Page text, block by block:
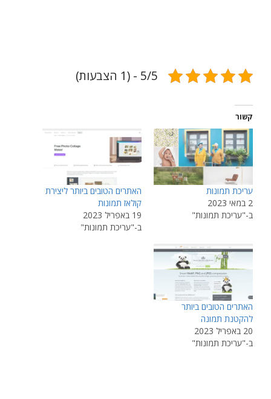
5/5 - (1 הצבעות)
קשור
עריכת תמונות
2 במאי 2023
ב-"עריכת תמונות"
האתרים הטובים ביותר ליצירת
קולאז תמונות
19 באפריל 2023
ב-"עריכת תמונות"
האתרים הטובים ביותר
להקטנת תמונה
20 באפריל 2023
ב-"עריכת תמונות"